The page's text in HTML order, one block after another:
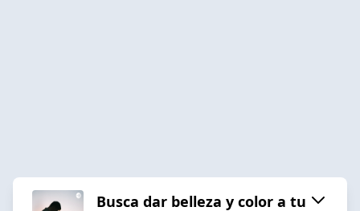
Busca dar belleza y color a tu